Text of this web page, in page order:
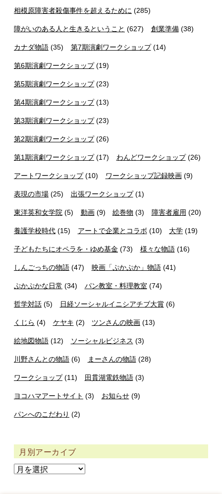
相模原障害者殺傷事件を超えるために (285)
障がいのある人と生きるということ (627) 創業準備(38)
カナダ物語 (35) 第7期演劇ワークショップ(14)
第6期演劇ワークショップ(19)
第5期演劇ワークショップ(23)
第4期演劇ワークショップ(13)
第3期演劇ワークショップ(23)
第2期演劇ワークショップ(26)
第1期演劇ワークショップ(17) わんどワークショップ(26)
アートワークショップ(10) ワークショップ記録映画(9)
表現の市場 (25) 出張ワークショップ(1)
東洋英和女学院 (5) 動画(9) 絵巻物 (3) 障害者雇用 (20)
養護学校時代 (15) アートで企業とコラボ (10) 大学 (19)
子どもたちにオペラを・ゆめ基金 (73) 様々な物語(16)
しんごっちの物語 (47) 映画「ぷかぷか」物語(41)
ぷかぷかな日常 (34) パン教室・料理教室 (74)
哲学対話 (5) 日経ソーシャルイニシアチブ大賞(6)
くじら (4) ケヤキ (2) ツンさんの映画 (13)
絵地図物語 (12) ソーシャルビジネス (3)
川野さんとの物語 (6) まーさんの物語(28)
ワークショップ(11) 田貫湖電鉄物語(3)
ヨコハマアートサイト (3) お知らせ(9)
パンへのこだわり (2)
月別アーカイブ